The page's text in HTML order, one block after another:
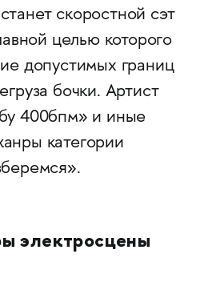
скоростной сэт
целью которого
допустимых границ
бочки. Артист
400бпм» и иные
категории
электросцены